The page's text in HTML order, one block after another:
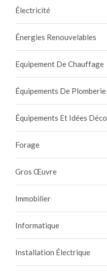
Électricité
Énergies Renouvelables
Equipement De Chauffage
Équipements De Plomberie
Équipements Et Idées Déco
Forage
Gros Œuvre
Immobilier
Informatique
Installation Électrique